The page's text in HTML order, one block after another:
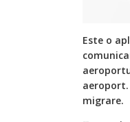
Este o
migrare.